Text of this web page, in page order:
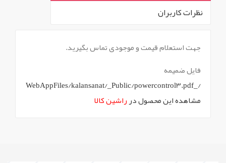
نظرات کاربران
جهت استعلام قیمت و موجودی تماس بگیرید.
فایل ضمیمه
/_WebAppFiles/kalansanat/_Public/powercontrol3.pdf
مشاهده این محصول درراشین کالا